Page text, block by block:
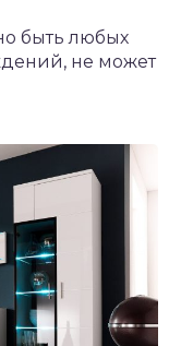
быть любых
не может